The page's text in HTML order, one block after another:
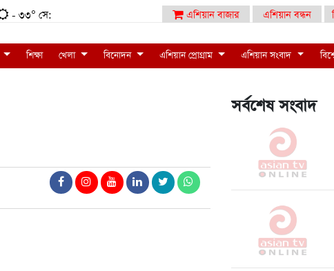
- ৩৩° সে: এশিয়ান বাজার এশিয়ান বন্ধন
শিক্ষা খেলা বিনোদন এশিয়ান প্রোগ্রাম এশিয়ান সংবাদ
সর্বশেষ সংবাদ